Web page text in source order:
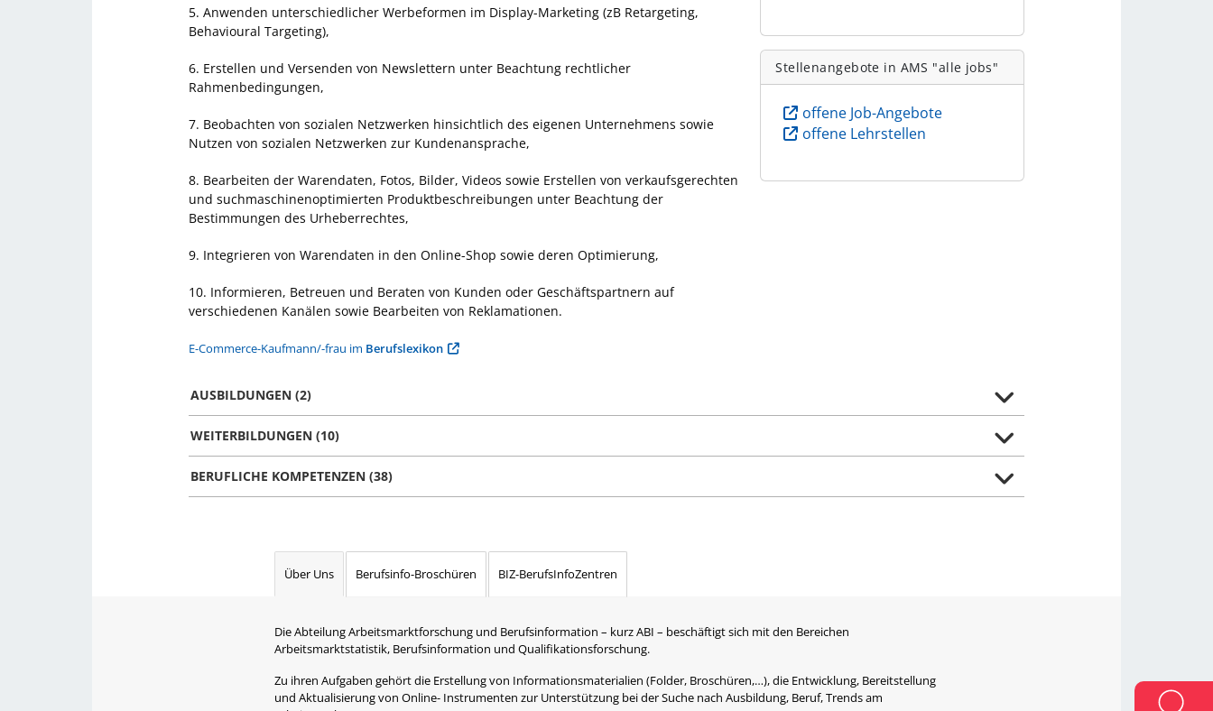
5. Anwenden unterschiedlicher Werbeformen im Display-Marketing (zB Retargeting,
Behavioural Targeting),
6. Erstellen und Versenden von Newslettern unter Beachtung rechtlicher
Rahmenbedingungen,
7. Beobachten von sozialen Netzwerken hinsichtlich des eigenen Unternehmens sowie
Nutzen von sozialen Netzwerken zur Kundenansprache,
8. Bearbeiten der Warendaten, Fotos, Bilder, Videos sowie Erstellen von verkaufsgerechten
und suchmaschinenoptimierten Produktbeschreibungen unter Beachtung der
Bestimmungen des Urheberrechtes,
9. Integrieren von Warendaten in den Online-Shop sowie deren Optimierung,
10. Informieren, Betreuen und Beraten von Kunden oder Geschäftspartnern auf
verschiedenen Kanälen sowie Bearbeiten von Reklamationen.
E-Commerce-Kaufmann/-frau im Berufslexikon
Stellenangebote in AMS "alle jobs"
offene Job-Angebote
offene Lehrstellen
AUSBILDUNGEN (2)
WEITERBILDUNGEN (10)
BERUFLICHE KOMPETENZEN (38)
Über Uns Berufsinfo-Broschüren BIZ-BerufsInfoZentren
Die Abteilung Arbeitsmarktforschung und Berufsinformation – kurz ABI – beschäftigt sich mit den Bereichen
Arbeitsmarktstatistik, Berufsinformation und Qualifikationsforschung.
Zu ihren Aufgaben gehört die Erstellung von Informationsmaterialien (Folder, Broschüren,…), die Entwicklung, Bereitstellung
und Aktualisierung von Online- Instrumenten zur Unterstützung bei der Suche nach Ausbildung, Beruf, Trends am